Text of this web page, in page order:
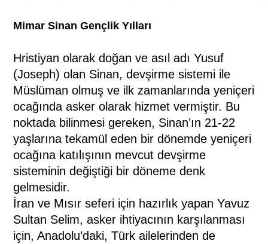
Mimar Sinan Gençlik Yılları
Hristiyan olarak doğan ve asıl adı Yusuf
(Joseph) olan Sinan, devşirme sistemi ile
Müslüman olmuş ve ilk zamanlarında yeniçeri
ocağında asker olarak hizmet vermiştir. Bu
noktada bilinmesi gereken, Sinan’ın 21-22
yaşlarına tekamül eden bir dönemde yeniçeri
ocağına katılışının mevcut devşirme
sisteminin değiştiği bir döneme denk
gelmesidir.
İran ve Mısır seferi için hazırlık yapan Yavuz
Sultan Selim, asker ihtiyacının karşılanması
için, Anadolu’daki, Türk ailelerinden de